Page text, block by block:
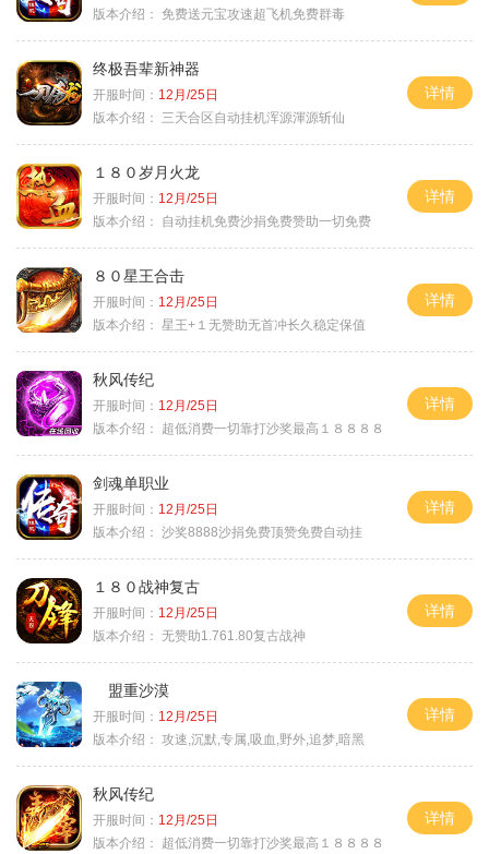
版本介绍： 免费送元宝攻速超飞机免费群毒
终极吾辈新神器
开服时间： 12月/25日
版本介绍：
三天合区自动挂机浑源渾源斩仙
详情
１８０岁月火龙
开服时间： 12月/25日
版本介绍：
自动挂机免费沙捐免费赞助一切免费
详情
８０星王合击
开服时间： 12月/25日
版本介绍： 星王+１无赞助无首冲长久稳定保值
详情
秋风传纪
开服时间： 12月/25日
版本介绍：
超低消费一切靠打沙奖最高１８８８８
详情
剑魂单职业
开服时间： 12月/25日
版本介绍： 沙奖8888沙捐免费顶赞免费自动挂
详情
１８０战神复古
开服时间： 12月/25日
版本介绍： 无赞助1.761.80复古战神
详情
盟重沙漠
开服时间： 12月/25日
版本介绍： 攻速,沉默,专属,吸血,野外,追梦,暗黑
详情
秋风传纪
开服时间： 12月/25日
版本介绍：
超低消费一切靠打沙奖最高１８８８８
详情